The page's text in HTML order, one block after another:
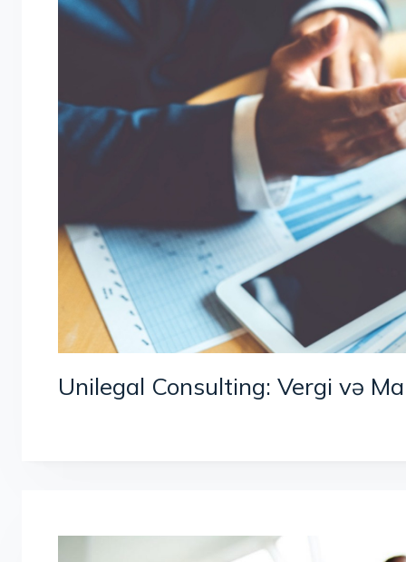
Unilegal Consulting: Vergi və